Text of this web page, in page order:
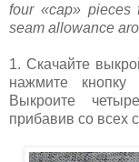
four «cap» pieces
seam allowance
1. Скачайте
нажмите кнопку
Выкроите
прибавив со всех